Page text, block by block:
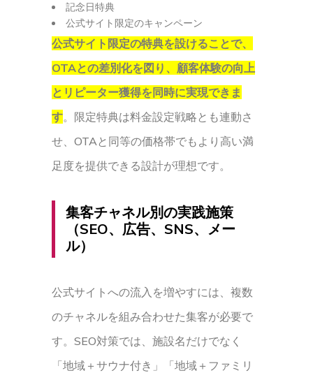
記念日特典
公式サイト限定のキャンペーン
公式サイト限定の特典を設けることで、
OTAとの差別化を図り、顧客体験の向上
とリピーター獲得を同時に実現できま
す。限定特典は料金設定戦略とも連動さ
せ、OTAと同等の価格帯でもより高い満
足度を提供できる設計が理想です。
集客チャネル別の実践施策
（SEO、広告、SNS、メー
ル）
公式サイトへの流入を増やすには、複数
のチャネルを組み合わせた集客が必要で
す。SEO対策では、施設名だけでなく
「地域＋サウナ付き」「地域＋ファミリ